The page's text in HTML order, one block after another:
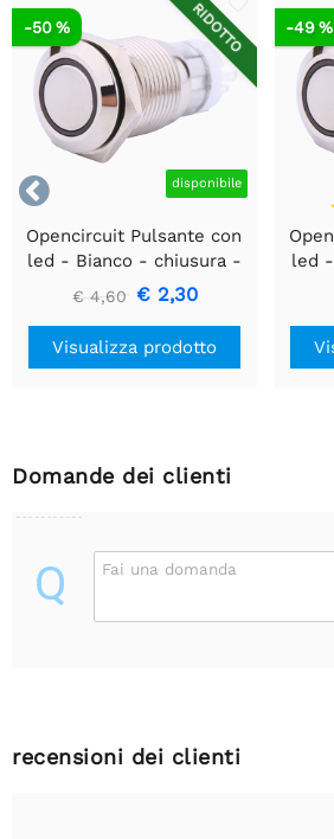

RIDOTTO
disponibile
-50 %
Opencircuit Pulsante con
led - Bianco - chiusura -
metallo 16mm
€ 4,60 € 2,30
Visualizza prodotto
-49 %
led
Domande dei clienti
Q Fai una domanda
recensioni dei clienti